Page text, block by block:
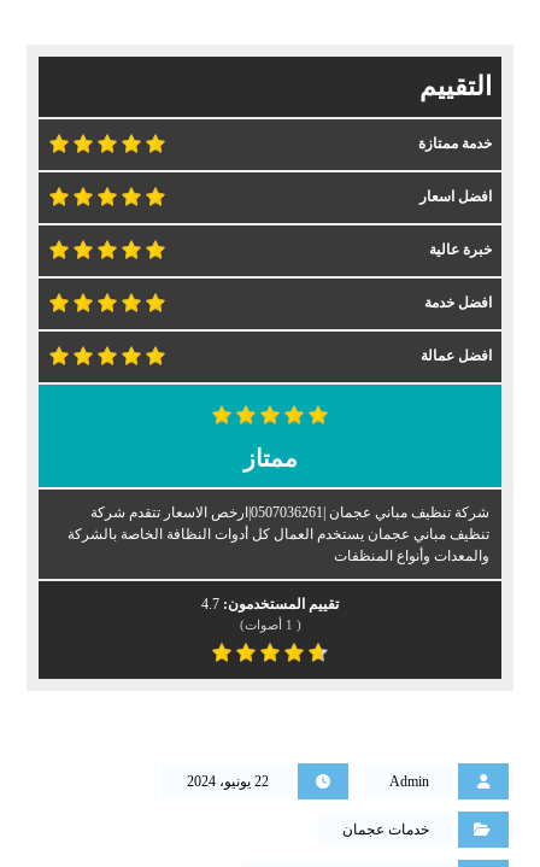
التقييم
خدمة ممتازة
افضل اسعار
خبرة عالية
افضل خدمة
افضل عمالة
ممتاز
شركة تنظيف مباني عجمان |0507036261|ارخص الاسعار تتقدم شركة
تنظيف مباني عجمان يستخدم العمال كل أدوات النظافة الخاصة بالشركة
والمعدات وأنواع المنظفات
تقييم المستخدمون: 4.7
(
1 أصوات)
Admin 22 يونيو، 2024
خدمات عجمان